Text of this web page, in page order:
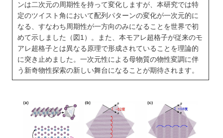
ンは二次元の周期性を持って変化しますが、本研究では特
定のツイスト角において配列パターンの変化が一次元的に
なる、すなわち周期性が一方向のみになることを世界で初
めて示しました（図1）。また、本モアレ超格子が従来のモ
アレ超格子とは異なる原理で形成されていることを理論的
に突き止めました。一次元性による母物質の物性変調に伴
う新奇物性探索の新しい舞台になることが期待されます。